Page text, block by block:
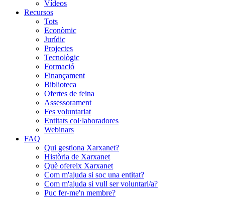
Vídeos
Recursos
Tots
Econòmic
Jurídic
Projectes
Tecnològic
Formació
Finançament
Biblioteca
Ofertes de feina
Assessorament
Fes voluntariat
Entitats col·laboradores
Webinars
FAQ
Qui gestiona Xarxanet?
Història de Xarxanet
Què ofereix Xarxanet
Com m'ajuda si soc una entitat?
Com m'ajuda si vull ser voluntari/a?
Puc fer-me'n membre?